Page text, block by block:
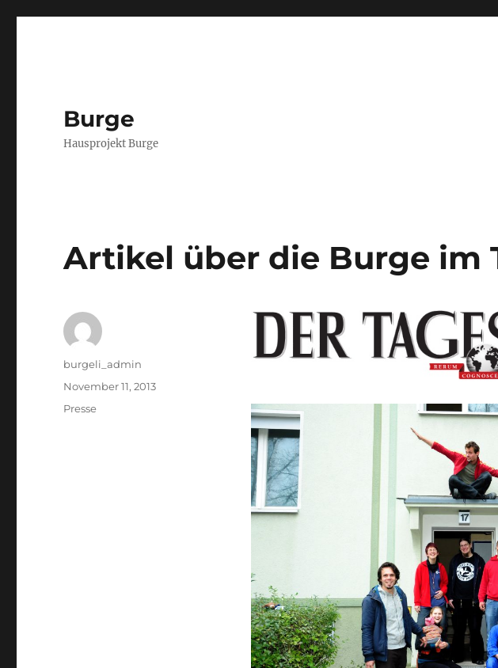
Burge
Hausprojekt Burge
Artikel über die Burge im
Author
burgeli_admin
Posted
November 11, 2013
Categories
Presse